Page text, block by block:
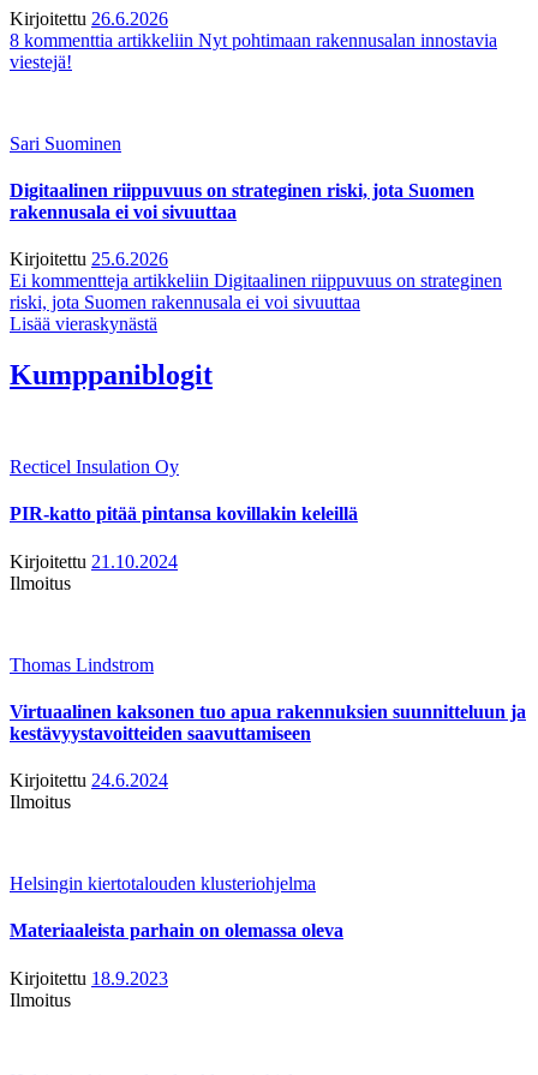
Kirjoitettu 26.6.2026
8 kommenttia artikkeliin Nyt pohtimaan rakennusalan innostavia
viestejä!
Sari Suominen
Digitaalinen riippuvuus on strateginen riski, jota Suomen
rakennusala ei voi sivuuttaa
Kirjoitettu 25.6.2026
Ei kommentteja artikkeliin Digitaalinen riippuvuus on strateginen
riski, jota Suomen rakennusala ei voi sivuuttaa
Lisää vieraskynästä
Kumppaniblogit
Recticel Insulation Oy
PIR-katto pitää pintansa kovillakin keleillä
Kirjoitettu 21.10.2024
Ilmoitus
Thomas Lindstrom
Virtuaalinen kaksonen tuo apua rakennuksien suunnitteluun ja
kestävyystavoitteiden saavuttamiseen
Kirjoitettu 24.6.2024
Ilmoitus
Helsingin kiertotalouden klusteriohjelma
Materiaaleista parhain on olemassa oleva
Kirjoitettu 18.9.2023
Ilmoitus